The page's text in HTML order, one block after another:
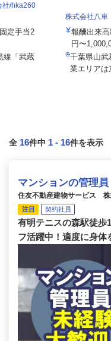
社/hka260
定手当2
線「武蔵
株式会社八
報酬出来
円〜
千葉県山武
業エリアは
全 16件中 1 - 16件を表示
マンションの管理員
住友不動産建物サービス
注目 契約社員
有明テニスの森駅徒歩
フ活躍中！適度に身体